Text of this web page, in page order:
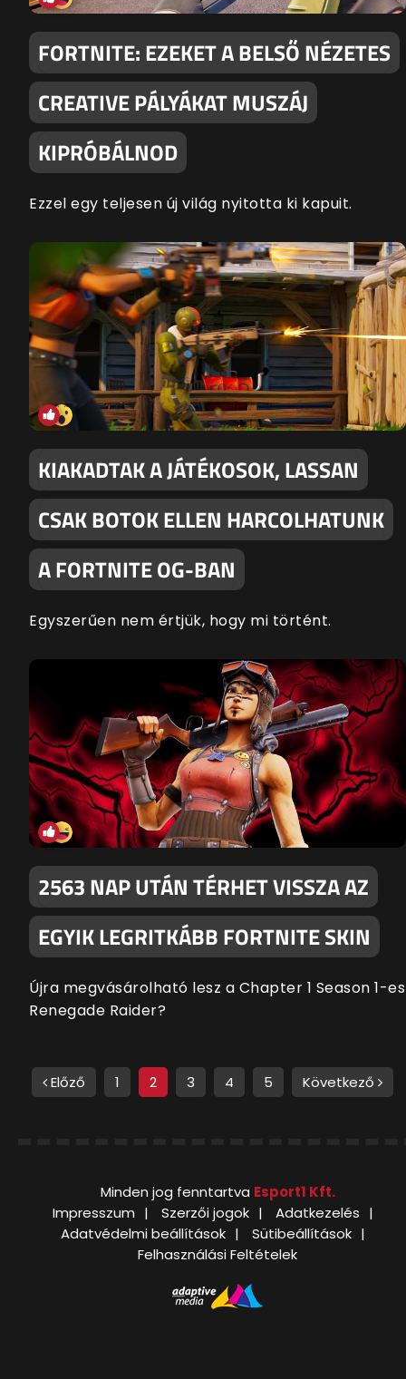
FORTNITE: EZEKET A BELSŐ NÉZETES
CREATIVE PÁLYÁKAT MUSZÁJ
KIPRÓBÁLNOD
Ezzel egy teljesen új világ nyitotta ki kapuit.
KIAKADTAK A JÁTÉKOSOK, LASSAN
CSAK BOTOK ELLEN HARCOLHATUNK
A FORTNITE OG-BAN
Egyszerűen nem értjük, hogy mi történt.
2563 NAP UTÁN TÉRHET VISSZA AZ
EGYIK LEGRITKÁBB FORTNITE SKIN
Újra megvásárolható lesz a Chapter 1 Season 1-es
Renegade Raider?
Előző 1 2 3 4 5 Következő
Minden jog fenntartva Esport1 Kft.
Impresszum
Szerzői jogok
Adatkezelés
Adatvédelmi beállítások
Sütibeállítások
Felhasználási Feltételek